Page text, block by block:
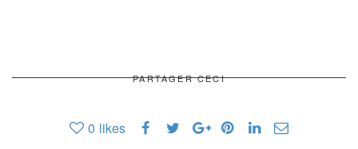
PARTAGER CECI
0 likes